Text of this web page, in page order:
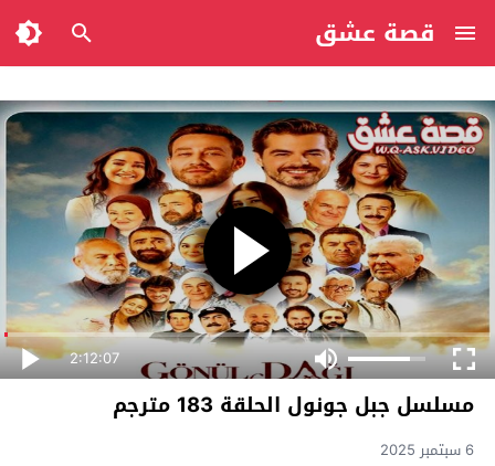
قصة عشق
2:12:07
مسلسل جبل جونول الحلقة 183 مترجم
6 سبتمبر 2025